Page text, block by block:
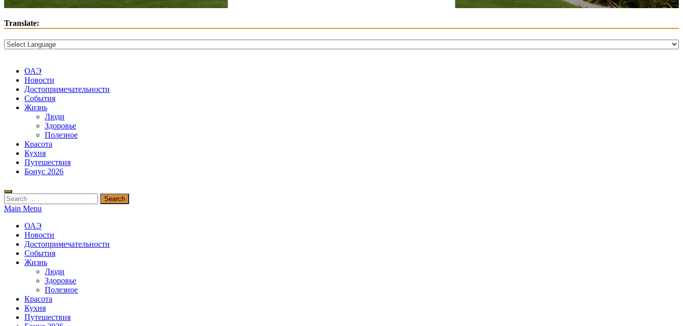
Translate:
ОАЭ
Новости
Достопримечательности
События
Жизнь
Люди
Здоровье
Полезное
Красота
Кухня
Путешествия
Бонус 2026
Search
for:
Main Menu
ОАЭ
Новости
Достопримечательности
События
Жизнь
Люди
Здоровье
Полезное
Красота
Кухня
Путешествия